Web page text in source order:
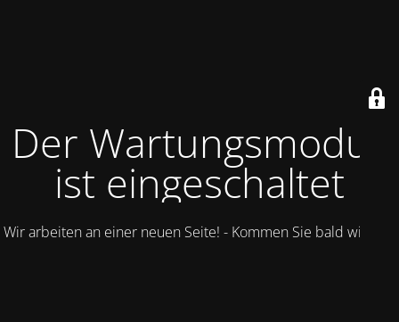
Der Wartungsmodus
ist eingeschaltet
Wir arbeiten an einer neuen Seite! - Kommen Sie bald wieder.